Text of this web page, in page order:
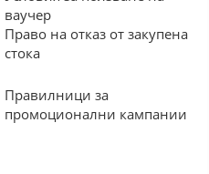
ваучер
Право на отказ от закупена
стока
Правилници за
промоционални кампании